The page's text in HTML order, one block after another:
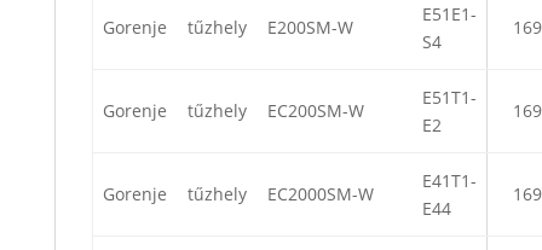
Gorenje tűzhely E200SM-W
E51E1-
S4
Gorenje tűzhely EC200SM-W
E51T1-
E2
Gorenje tűzhely EC2000SM-W
E41T1-
E44